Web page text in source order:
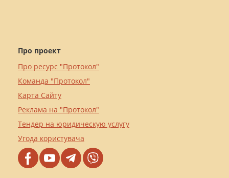
Про проект
Про ресурс "Протокол"
Команда "Протокол"
Карта Сайту
Реклама на "Протокол"
Тендер на юридическую услугу
Угода користувача